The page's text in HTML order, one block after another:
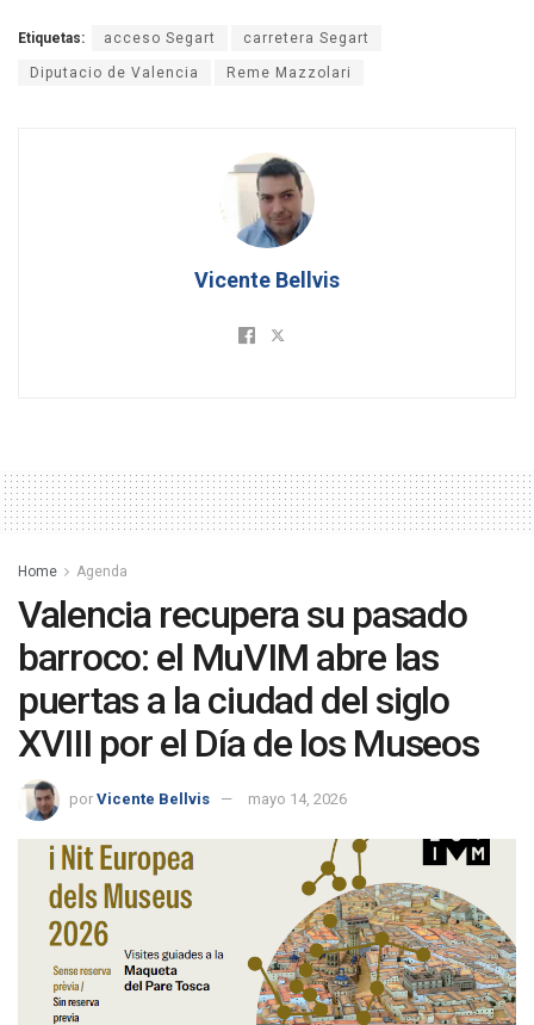
Etiquetas: acceso Segart carretera Segart
Diputacio de Valencia Reme Mazzolari
Vicente Bellvis
Home Agenda
Valencia recupera su pasado
barroco: el MuVIM abre las
puertas a la ciudad del siglo
XVIII por el Día de los Museos
por Vicente Bellvis mayo 14, 2026